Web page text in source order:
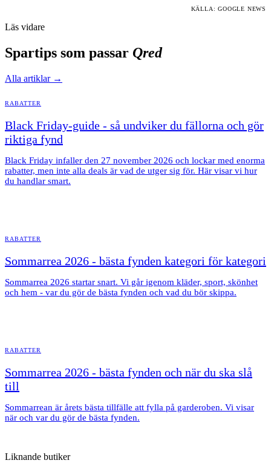
KÄLLA: GOOGLE NEWS
Läs vidare
Spartips som passar Qred
Alla artiklar →
RABATTER
Black Friday-guide - så undviker du fällorna och gör
riktiga fynd
Black Friday infaller den 27 november 2026 och lockar med enorma
rabatter, men inte alla deals är vad de utger sig för. Här visar vi hur
du handlar smart.
RABATTER
Sommarrea 2026 - bästa fynden kategori för kategori
Sommarrea 2026 startar snart. Vi går igenom kläder, sport, skönhet
och hem - var du gör de bästa fynden och vad du bör skippa.
RABATTER
Sommarrea 2026 - bästa fynden och när du ska slå
till
Sommarrean är årets bästa tillfälle att fylla på garderoben. Vi visar
när och var du gör de bästa fynden.
Liknande butiker